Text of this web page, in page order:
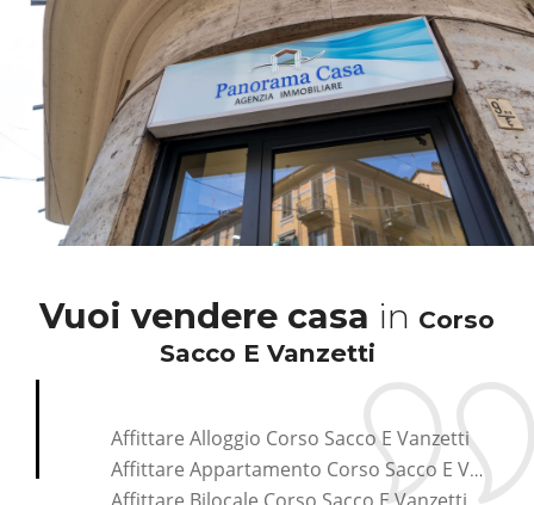
Vuoi vendere casa in Corso
Sacco E Vanzetti
Affittare Alloggio Corso Sacco E Vanzetti
Affittare Appartamento Corso Sacco E Vanzetti